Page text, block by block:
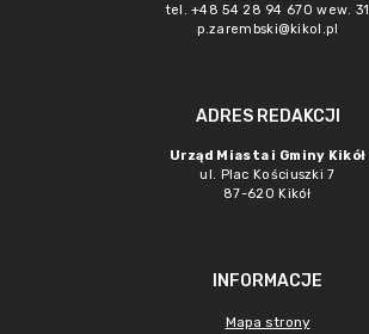
tel. +48 54 28 94 670 wew. 31
p.zarembski@kikol.pl
ADRES REDAKCJI
Urząd Miasta i Gminy Kikół
ul. Plac Kościuszki 7
87-620 Kikół
INFORMACJE
Mapa strony